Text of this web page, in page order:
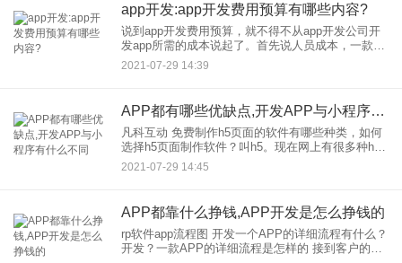
app开发:app开发费用预算有哪些内容?
说到app开发费用预算，就不得不从app开发公司开
发app所需的成本说起了。首先说人员成本，一款
app开发，一般需要有产品经理、UI设计工程师、安
卓(Android)开发工程师、苹果(IOS)开发工程
2021-07-29 14:39
APP都有哪些优缺点,开发APP与小程序有什么不同
凡科互动 免费制作h5页面的软件有哪些种类，如何
选择h5页面制作软件？叫h5。现在网上有很多种h5
免费制作软件，比较几个不同的方面就能选出比较
2021-07-29 14:45
APP都靠什么挣钱,APP开发是怎么挣钱的
rp软件app流程图 开发一个APP的详细流程有什么？
开发？一款APP的详细流程是怎样的 接到客户的咨